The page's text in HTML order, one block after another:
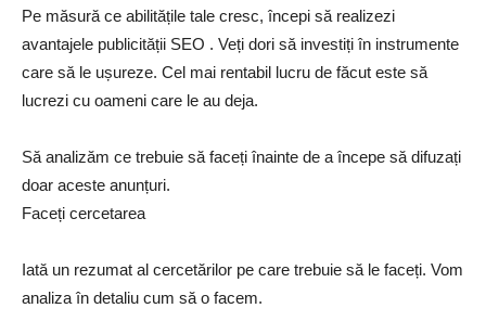
Pe măsură ce abilitățile tale cresc, începi să realizezi
avantajele publicității SEO . Veți dori să investiți în instrumente
care să le ușureze. Cel mai rentabil lucru de făcut este să
lucrezi cu oameni care le au deja.
Să analizăm ce trebuie să faceți înainte de a începe să difuzați
doar aceste anunțuri.
Faceți cercetarea
Iată un rezumat al cercetărilor pe care trebuie să le faceți. Vom
analiza în detaliu cum să o facem.